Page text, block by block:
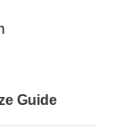
Guide